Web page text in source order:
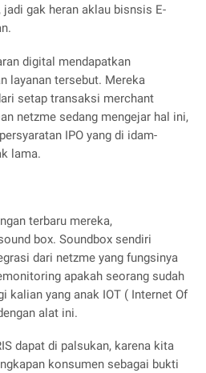
gak heran aklau bisnsis E-
digital mendapatkan
layanan tersebut. Mereka
setap transaksi merchant
netzme sedang mengejar hal ini,
IPO yang di idam-
lama.
terbaru mereka,
box. Soundbox sendiri
dari netzme yang fungsinya
apakah seorang sudah
kalian yang anak IOT ( Internet Of
alat ini.
dapat di palsukan, karena kita
konsumen sebagai bukti